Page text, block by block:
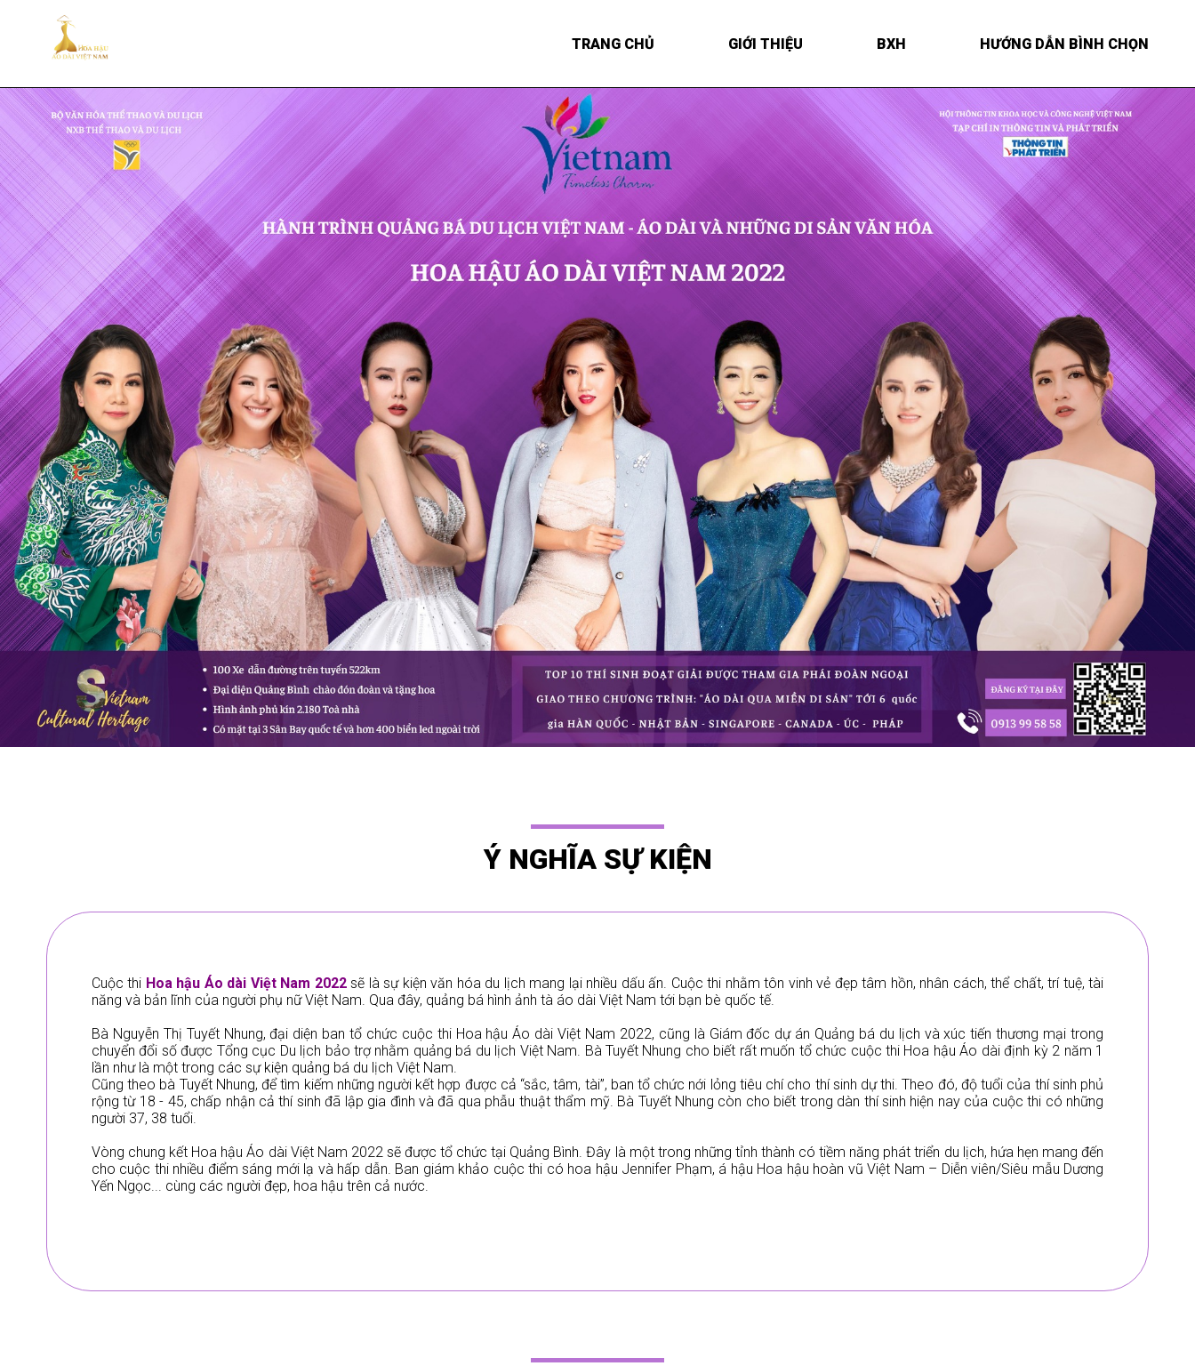
TRANG CHỦ GIỚI THIỆU BXH HƯỚNG DẪN BÌNH CHỌN
Ý NGHĨA SỰ KIỆN
Cuộc thi Hoa hậu Áo dài Việt Nam 2022sẽ là sự kiện văn hóa du lịch mang lại nhiều dấu ấn. Cuộc thi nhằm tôn vinh vẻ đẹp tâm hồn, nhân cách, thể chất, trí tuệ, tài
năng và bản lĩnh của người phụ nữ Việt Nam. Qua đây, quảng bá hình ảnh tà áo dài Việt Nam tới bạn bè quốc tế.
Bà Nguyễn Thị Tuyết Nhung, đại diện ban tổ chức cuộc thi Hoa hậu Áo dài Việt Nam 2022, cũng là Giám đốc dự án Quảng bá du lịch và xúc tiến thương mại trong
chuyển đổi số được Tổng cục Du lịch bảo trợ nhằm quảng bá du lịch Việt Nam. Bà Tuyết Nhung cho biết rất muốn tổ chức cuộc thi Hoa hậu Áo dài định kỳ 2 năm 1
lần như là một trong các sự kiện quảng bá du lịch Việt Nam.
Cũng theo bà Tuyết Nhung, để tìm kiếm những người kết hợp được cả “sắc, tâm, tài”, ban tổ chức nới lỏng tiêu chí cho thí sinh dự thi. Theo đó, độ tuổi của thí sinh phủ
rộng từ 18 - 45, chấp nhận cả thí sinh đã lập gia đình và đã qua phẫu thuật thẩm mỹ. Bà Tuyết Nhung còn cho biết trong dàn thí sinh hiện nay của cuộc thi có những
người 37, 38 tuổi.
Vòng chung kết Hoa hậu Áo dài Việt Nam 2022 sẽ được tổ chức tại Quảng Bình. Đây là một trong những tỉnh thành có tiềm năng phát triển du lịch, hứa hẹn mang đến
cho cuộc thi nhiều điểm sáng mới lạ và hấp dẫn. Ban giám khảo cuộc thi có hoa hậu Jennifer Phạm, á hậu Hoa hậu hoàn vũ Việt Nam – Diễn viên/Siêu mẫu Dương
Yến Ngọc... cùng các người đẹp, hoa hậu trên cả nước.